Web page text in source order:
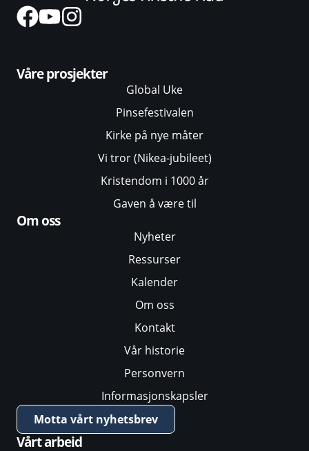
Våre prosjekter
Global Uke
Pinsefestivalen
Kirke på nye måter
Vi tror (Nikea-jubileet)
Kristendom i 1000 år
Gaven å være til
Om oss
Nyheter
Ressurser
Kalender
Om oss
Kontakt
Vår historie
Personvern
Informasjonskapsler
Motta vårt nyhetsbrev
Vårt arbeid